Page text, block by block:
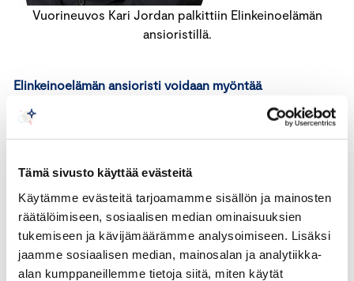
Tämä sivusto käyttää evästeitä
Käytämme evästeitä tarjoamamme sisällön ja mainosten
räätälöimiseen, sosiaalisen median ominaisuuksien
tukemiseen ja kävijämäärämme analysoimiseen. Lisäksi
jaamme sosiaalisen median, mainosalan ja analytiikka-
alan kumppaneillemme tietoja siitä, miten käytät
Vuorineuvos Kari Jordan palkittiin Elinkeinoelämän
ansioristillä.
Elinkeinoelämän ansioristi voidaan myöntää
elinkeinoelämässä erityisen ansiokkaasti toimineelle
henkilölle. Esityksen Keskuskauppakamarin
ansioristin myöntämisestä voivat tehdä
Perheyritysten Liitto ja Suomen Yrittäjät.
Keskuskauppakamarin ansiomerkkilautakunta on
päättänyt myöntää Keskuskauppakamarin